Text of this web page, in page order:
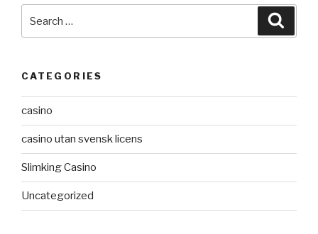
for:
CATEGORIES
casino
casino utan svensk licens
Slimking Casino
Uncategorized